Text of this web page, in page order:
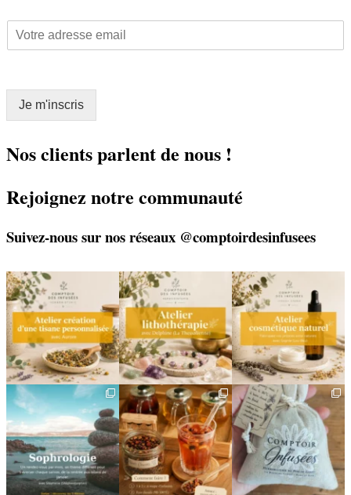
*
m
a
i
l
Je m'inscris
Nos clients parlent de nous !
Rejoignez notre communauté
Suivez-nous sur nos réseaux @comptoirdesinfusees
🌿 Créez votre tisane sur-
mesure
Un...
8 0
🌿 Un bracelet
énergétique, juste pour
vous
...
2 0
🌿 Deux rendez-vous
cosmétiques avec Sophie
(Lou...
6 0
🌿 Cinq mois, cinq façons
de souffler
...
8 1
Deux visages, une même
philosophie 🌿
Le...
11 0
🎁 L`attention qui fait
plaisir — et qui vous...
24 2